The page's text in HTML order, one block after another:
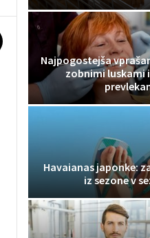
Najpogostejša
zobnimi luskami
Havaianas japonke:
iz sezone v